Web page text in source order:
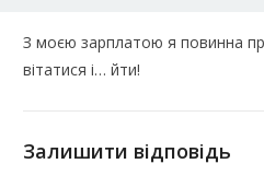
З моєю зарплатою я повинна
вітатися і… йти!
Залишити відповідь